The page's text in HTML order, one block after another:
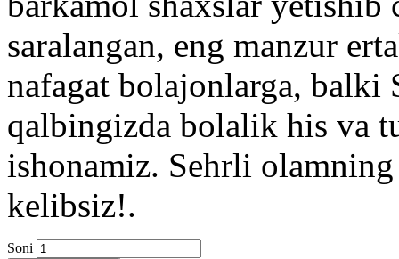
saralangan, eng manzur
nafagat bolajonlarga, balki
qalbingizda bolalik his va
ishonamiz. Sehrli
kelibsiz!.
Soni